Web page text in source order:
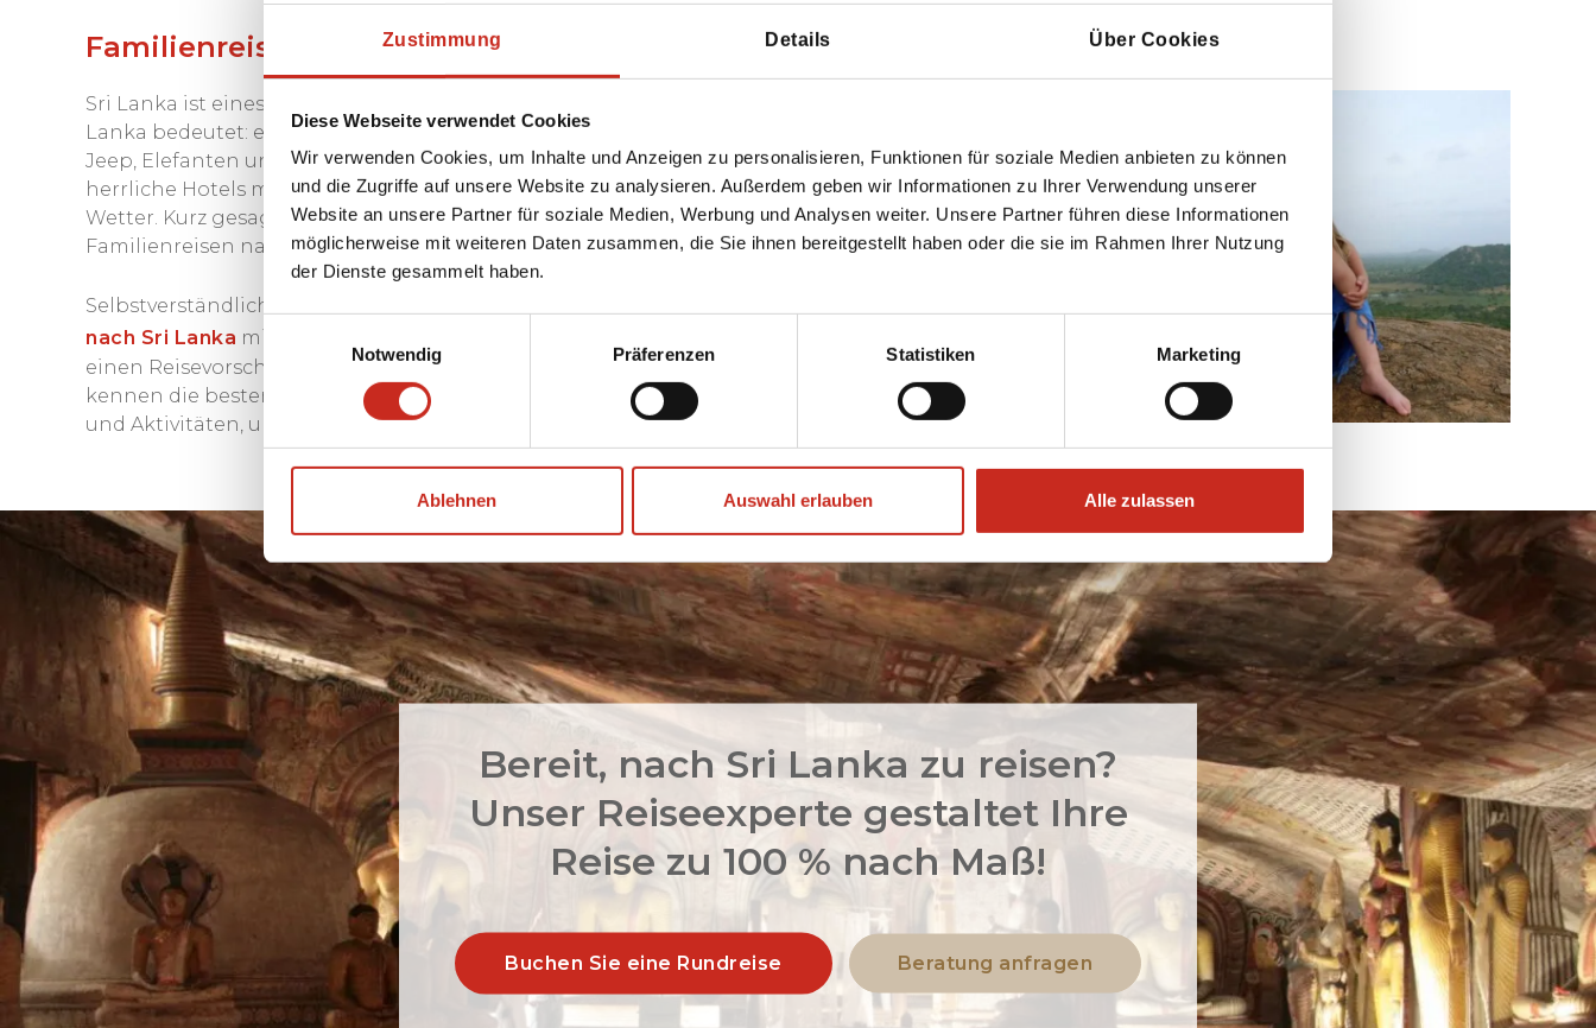
Zustimmung Details Über Cookies
Diese Webseite verwendet Cookies
Wir verwenden Cookies, um Inhalte und Anzeigen zu personalisieren, Funktionen für soziale Medien anbieten zu können
und die Zugriffe auf unsere Website zu analysieren. Außerdem geben wir Informationen zu Ihrer Verwendung unserer
Website an unsere Partner für soziale Medien, Werbung und Analysen weiter. Unsere Partner führen diese Informationen
möglicherweise mit weiteren Daten zusammen, die Sie ihnen bereitgestellt haben oder die sie im Rahmen Ihrer Nutzung
der Dienste gesammelt haben.
Einwilligungsauswahl
Notwendig
Präferenzen Statistiken Marketing
Ablehnen Auswahl erlauben Alle zulassen
Familienreisen Sri Lanka
Sri Lanka ist eines der idealsten Reiseziele für Familien in Asien. Eine Familienreise nach Sri
Lanka bedeutet: endlose Strände, Schwimmen, Surfen, Schnorcheln, Safaris zu Fuß oder im
Jeep, Elefanten und Leoparden beobachten, Wildwasser-Rafting durch den Dschungel und
herrliche Hotels mit schönen Schwimmbädern und das ganze Jahr über angenehmes
Wetter. Kurz gesagt; möchten Sie mit Ihren Kindern Urlaub machen? Schauen Sie sich unsere
Familienreisen nach Sri Lanka an.
Selbstverständlich stehen unsere Sri Lanka-Reisespezialisten bereit, um Ihre
nach Sri Lanka mit Ihnen vorzubereiten. Gerne besprechen sie Ihre Wünsche und erstellen
einen Reisevorschlag für Ihre Reise mit der Familie nach Sri Lanka. Unsere Reisespezialisten
kennen die besten Orte und kommen mit überraschenden Ideen für aufregende Ausflüge
und Aktivitäten, um Ihre Familienreise nach Sri Lanka perfekt zu gestalten.
Bereit, nach Sri Lanka zu reisen?
Unser Reiseexperte gestaltet Ihre
Reise zu 100 % nach Maß!
Buchen Sie eine Rundreise Beratung anfragen